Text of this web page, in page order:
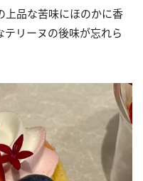
上品な苦味にほのかに香
リーヌの後味が忘れら